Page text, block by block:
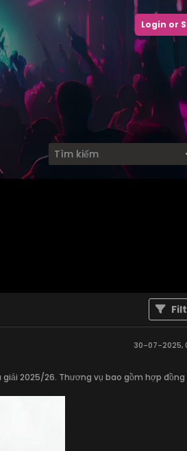
Login or
30-07-2025,
2025/26. Thương vụ bao gồm hợp đồng